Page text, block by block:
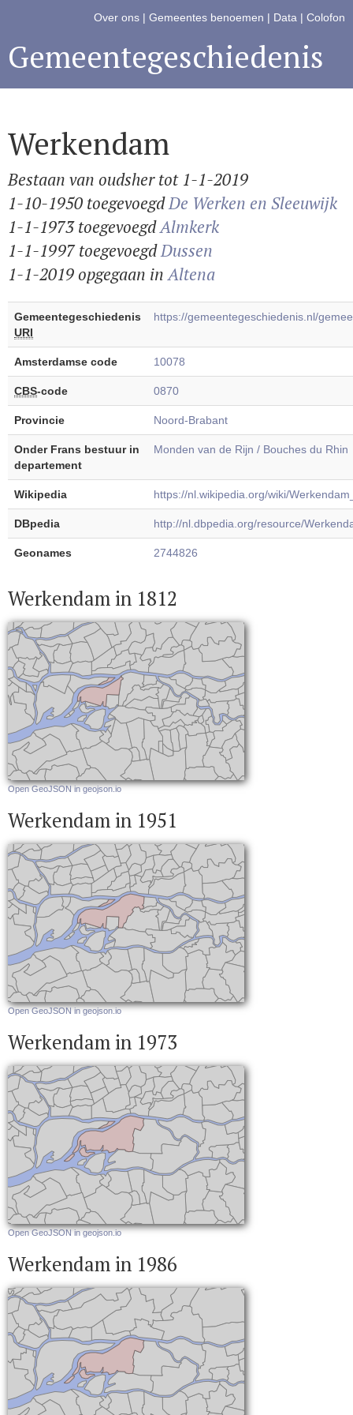
Over ons | Gemeentes benoemen | Data | Colofon
Gemeentegeschiedenis
Werkendam
Bestaan van oudsher tot 1-1-2019
1-10-1950 toegevoegdDe Werken en Sleeuwijk
1-1-1973 toegevoegdAlmkerk
1-1-1997 toegevoegdDussen
1-1-2019 opgegaan inAltena
Gemeentegeschiedenis
URI
https://gemeentegeschiedenis.nl/
Amsterdamse code 10078
CBS-code 0870
Provincie Noord-Brabant
Onder Frans bestuur in
departement
Monden van de Rijn / Bouches du Rhin
Wikipedia https://nl.wikipedia.org/wiki/
DBpedia http://nl.dbpedia.org/resource/
Geonames 2744826
Werkendam in 1812
Open GeoJSON in geojson.io
Werkendam in 1951
Open GeoJSON in geojson.io
Werkendam in 1973
Open GeoJSON in geojson.io
Werkendam in 1986